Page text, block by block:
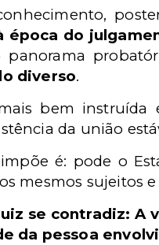
época do
panorama
diverso.
bem instruída
da união
é: pode o
mesmos sujeitos
se contradiz: A
da pessoa